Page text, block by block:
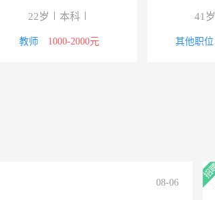
22岁 本科
教师 1000-2000元
41岁
其他职位
08-06